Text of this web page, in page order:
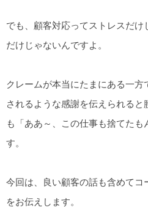
でも、顧客対応ってストレスだけ
だけじゃないんですよ。
クレームが本当にたまにある一
されるような感謝を伝えられる
も「ああ～、この仕事も捨てた
す。
今回は、良い顧客の話も含めてコ
をお伝えします。